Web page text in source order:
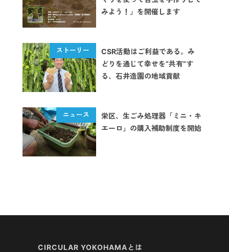
みよう！」を開催します
CSR活動はご利益である。み
どりを通じて幸せを“共有”す
る、石井造園の地域貢献
栄区、生ごみ処理器「ミニ・キ
エーロ」の購入補助制度を開始
CIRCULAR YOKOHAMAとは